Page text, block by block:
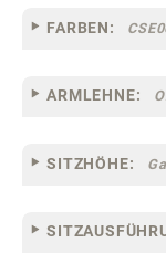
FARBEN:
ARMLEHNE:
SITZHÖHE: